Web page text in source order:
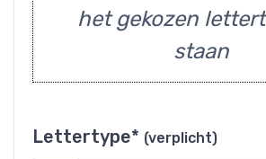
het gekozen
staan
Lettertype* (verplicht)